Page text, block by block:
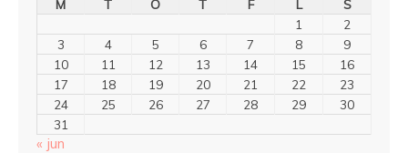
M
T O T F L
S
1
2
3
4 5 6 7 8
9
10
11 12 13 14 15
16
17
18 19 20 21 22
23
24
25 26 27 28 29
30
31
« jun